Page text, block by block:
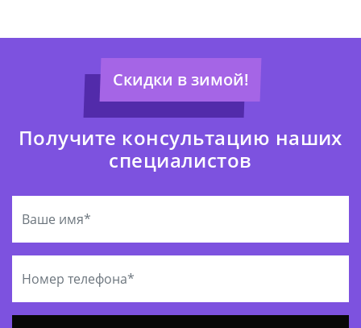
Получите консультацию наших
специалистов
Скидки в зимой!